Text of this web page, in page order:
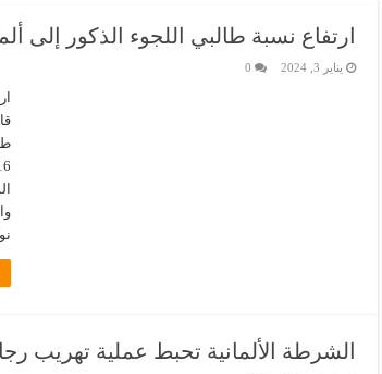
ارتفاع نسبة طالبي اللجوء الذكور إلى
يناير 3, 2024 0
نوفمبر
الشرطة الألمانية تحبط عملية تهريب